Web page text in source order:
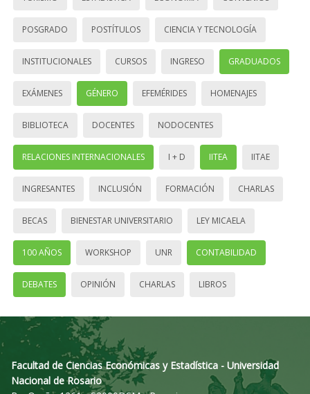
POSGRADO POSTÍTULOS CIENCIA Y TECNOLOGÍA
INSTITUCIONALES CURSOS INGRESO GRADUADOS
EXÁMENES GÉNERO EFEMÉRIDES HOMENAJES
BIBLIOTECA DOCENTES NODOCENTES
RELACIONES INTERNACIONALES I + D IITEA IITAE
INGRESANTES INCLUSIÓN FORMACIÓN CHARLAS
BECAS BIENESTAR UNIVERSITARIO LEY MICAELA
100 AÑOS WORKSHOP UNR CONTABILIDAD
DEBATES OPINIÓN CHARLAS LIBROS
Facultad de Ciencias Económicas y Estadística - Universidad
Nacional de Rosario